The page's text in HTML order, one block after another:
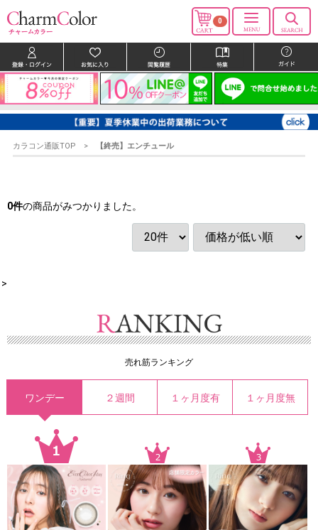
0
カラコン通販TOP 【終売】エンチュール
0件の商品がみつかりました。
>
売れ筋ランキング
ワンデー ２週間 １ヶ月度有 １ヶ月度無